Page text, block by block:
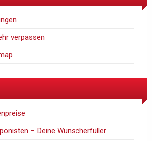
verpassen
– Deine Wunscherfüller